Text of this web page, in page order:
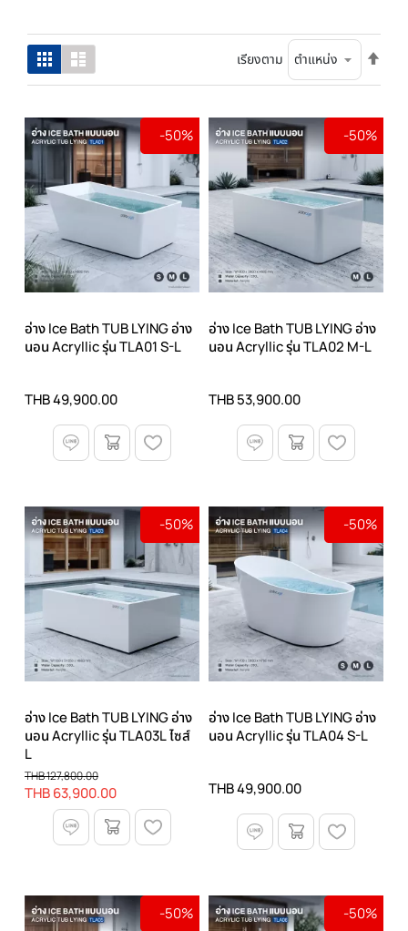
ตารางรายการ เรียงตาม
จาก
ไป
น้อย
-50%
อ่าง Ice Bath TUB LYING อ่าง
นอน Acryllic รุ่น TLA01 S-L
THB 49,900.00
-50%
อ่าง Ice Bath TUB LYING อ่าง
นอน Acryllic รุ่น TLA02 M-L
THB 53,900.00
-50%
อ่าง Ice Bath TUB LYING อ่าง
นอน Acryllic รุ่น TLA03L ไซส์
L
THB 63,900.00
THB 127,800.00
-50%
อ่าง Ice Bath TUB LYING อ่าง
นอน Acryllic รุ่น TLA04 S-L
THB 49,900.00
-50% -50%